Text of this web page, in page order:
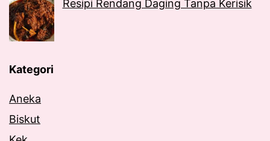
Resipi Rendang Daging Tanpa Kerisik
Kategori
Aneka
Biskut